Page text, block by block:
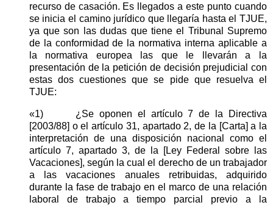
recurso de casación. Es llegados a este punto cuando
se inicia el camino jurídico que llegaría hasta el TJUE,
ya que son las dudas que tiene el Tribunal Supremo
de la conformidad de la normativa interna aplicable a
la normativa europea las que le llevarán a la
presentación de la petición de decisión prejudicial con
estas dos cuestiones que se pide que resuelva el
TJUE:
«1)
¿Se oponen el artículo 7 de la Directiva
[2003/88] o el artículo 31, apartado 2, de la [Carta] a la
interpretación de una disposición nacional como el
artículo 7, apartado 3, de la [Ley Federal sobre las
Vacaciones], según la cual el derecho de un trabajador
a las vacaciones anuales retribuidas, adquirido
durante la fase de trabajo en el marco de una relación
laboral de trabajo a tiempo parcial previo a la